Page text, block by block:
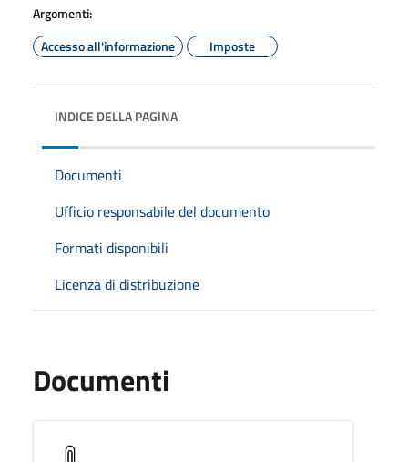
Argomenti:
Accesso all'informazione
Imposte
INDICE DELLA PAGINA
Documenti
Ufficio responsabile del documento
Formati disponibili
Licenza di distribuzione
Documenti